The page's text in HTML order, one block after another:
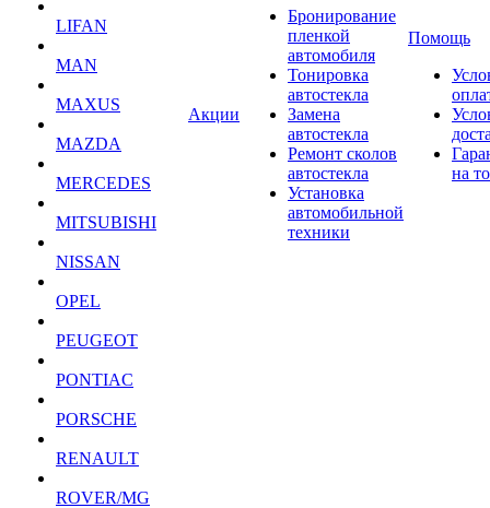
LIFAN
MAN
MAXUS
MAZDA
MERCEDES
MITSUBISHI
NISSAN
OPEL
PEUGEOT
PONTIAC
PORSCHE
RENAULT
ROVER/MG
Акции
Бронирование
пленкой
автомобиля
Тонировка
автостекла
Замена
автостекла
Ремонт сколов
автостекла
Установка
автомобильной
техники
Помощь
на